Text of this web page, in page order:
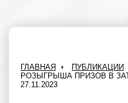
ГЛАВНАЯ ПУБЛИКАЦИИ
РОЗЫГРЫША ПРИЗОВ В
27.11.2023